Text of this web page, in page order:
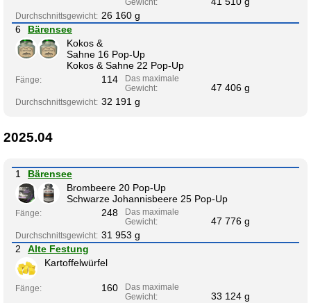
Gewicht:
Durchschnittsgewicht: 26 160 g
6
Bärensee
Kokos &
Sahne 16 Pop-Up
Kokos & Sahne 22 Pop-Up
Fänge: 114
Das maximale
Gewicht:
47 406 g
Durchschnittsgewicht: 32 191 g
2025.04
1
Bärensee
Brombeere 20 Pop-Up
Schwarze Johannisbeere 25 Pop-Up
Fänge: 248
Das maximale
Gewicht:
47 776 g
Durchschnittsgewicht: 31 953 g
2
Alte Festung
Kartoffelwürfel
Fänge: 160
Das maximale
Gewicht:
33 124 g